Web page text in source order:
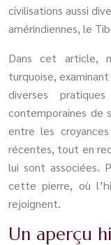
civilisations aussi
amérindiennes, le
Dans cet article,
turquoise,
diverses
contemporaines de
entre les
récentes, tout en
lui sont associées.
cette pierre, où
rejoignent.
Un aperçu